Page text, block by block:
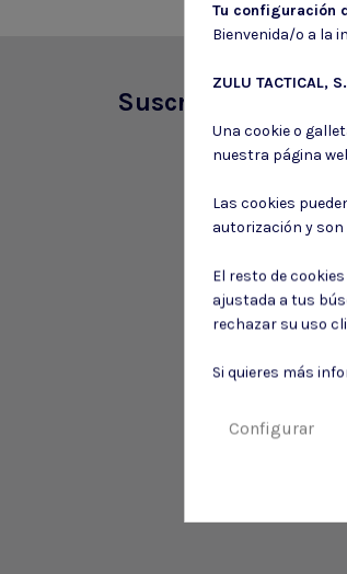
Suscríbete a
Tu configuración
Bienvenida/o a la
ZULU TACTICAL,
Una cookie o
nuestra página
Las cookies
autorización y
El resto de
ajustada a tus
rechazar su uso
Si quieres más
Configurar